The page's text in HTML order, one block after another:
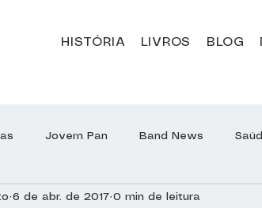
HISTÓRIA LIVROS BLOG
Jovem Pan Band News
Programa Jô Soares Sírio-Libanês
6 de abr. de 2017 0 min de leitura